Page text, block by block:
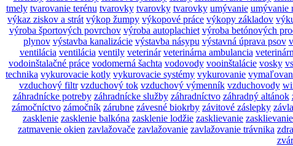
tmely tvarovanie terénu tvarovky tvarovky tvarovky umývanie umývanie
výkaz ziskov a strát výkop žumpy výkopové práce výkopy základov
výroba športových povrchov výroba autoplachiet výroba betónových
plynov výstavba kanalizácie výstavba násypu výstavná úprava psov
ventilácia ventilácia ventily veterinár veterinárna ambulancia
vodoinštalačné práce vodomerná šachta vodovody vooinštalácie vosky
technika vykurovacie kotly vykurovacie systémy vykurovanie
vzduchový filtr vzduchový tok vzduchový výmenník vzduchovody
záhradnícke potreby záhradnícke služby záhradníctvo záhradný altánok
zámočníctvo zámočník zárubne závesné biokrby závitové záslepky
zasklenie zasklenie balkóna zasklenie lodžie zasklievanie zasklievanie
zatmavenie okien zavlažovače zavlažovanie zavlažovanie trávnika